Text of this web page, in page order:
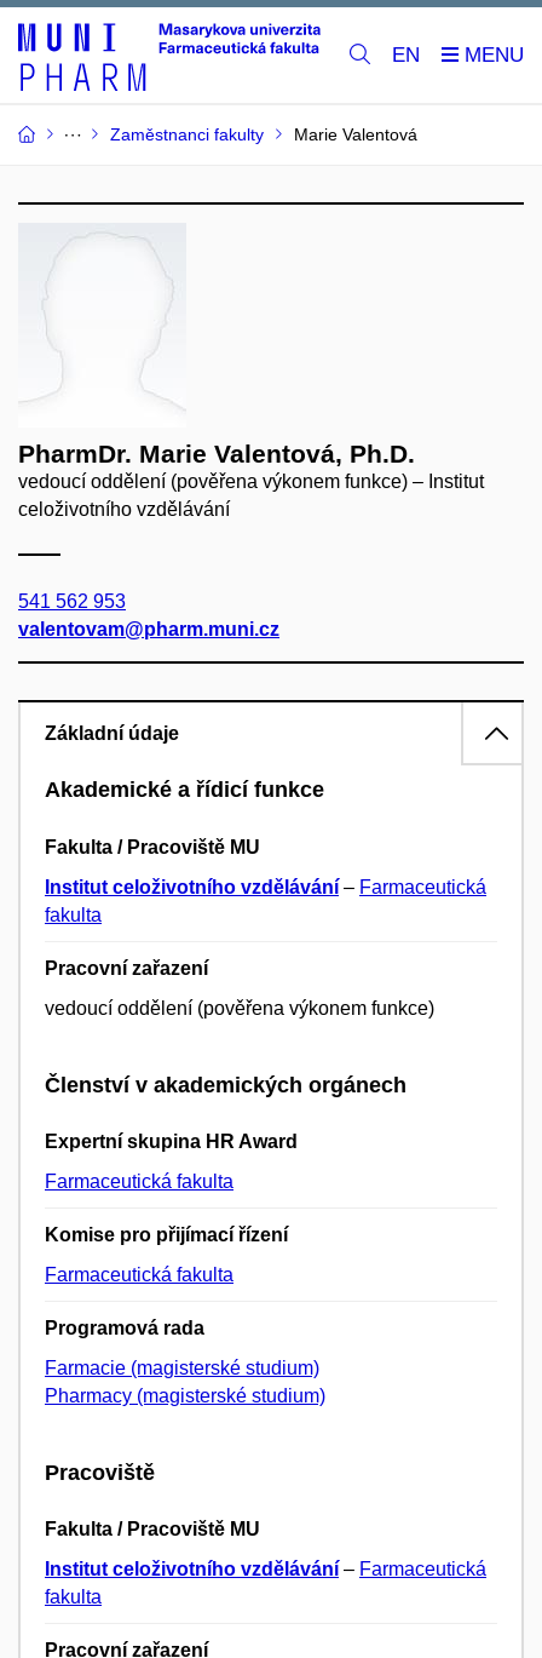
EN
Zaměstnanci fakulty Marie Valentová
PharmDr. Marie Valentová, Ph.D.
vedoucí oddělení (pověřena výkonem funkce) – Institut
celoživotního vzdělávání
541 562 953
valentovam@pharm.muni.cz
Základní údaje
Akademické a řídicí funkce
Fakulta / Pracoviště MU
Institut celoživotního vzdělávání – Farmaceutická
fakulta
Pracovní zařazení
vedoucí oddělení (pověřena výkonem funkce)
Členství v akademických orgánech
Expertní skupina HR Award
Farmaceutická fakulta
Komise pro přijímací řízení
Farmaceutická fakulta
Programová rada
Farmacie (magisterské studium)
Pharmacy (magisterské studium)
Pracoviště
Fakulta / Pracoviště MU
Institut celoživotního vzdělávání – Farmaceutická
fakulta
Pracovní zařazení